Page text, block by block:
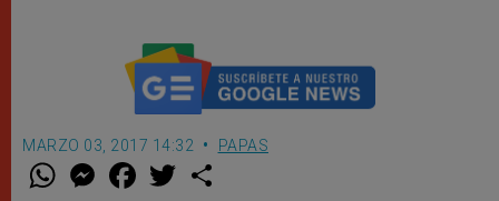
MARZO 03, 2017 14:32 PAPAS
W M
e
F
a w